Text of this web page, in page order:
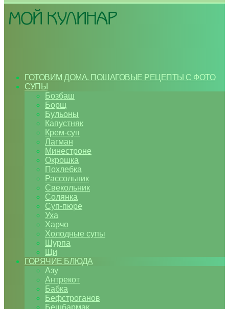
ГОТОВИМ ДОМА. ПОШАГОВЫЕ РЕЦЕПТЫ С ФОТО
СУПЫ
Бозбаш
Борщ
Бульоны
Капустняк
Крем-суп
Лагман
Минестроне
Окрошка
Похлебка
Рассольник
Свекольник
Солянка
Суп-пюре
Уха
Харчо
Холодные супы
Шурпа
Щи
ГОРЯЧИЕ БЛЮДА
Азу
Антрекот
Бабка
Бефстроганов
Бешбармак